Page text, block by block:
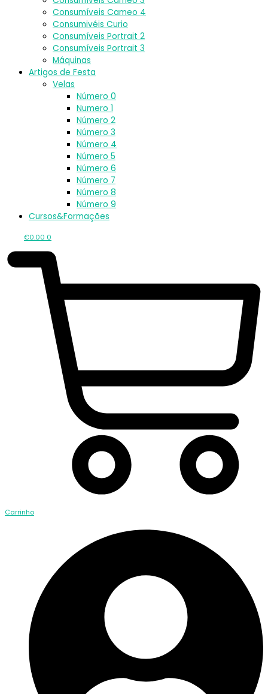
Consumíveis Cameo 4
Consumivéis Curio
Consumíveis Portrait 2
Consumíveis Portrait 3
Máquinas
Artigos de Festa
Velas
Número 0
Numero 1
Número 2
Número 3
Número 4
Número 5
Número 6
Número 7
Número 8
Número 9
Cursos&Formações
€0.00 0
Carrinho